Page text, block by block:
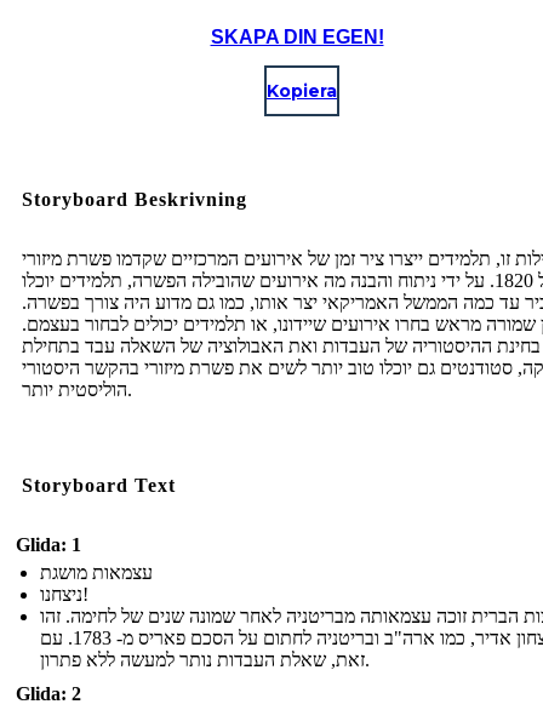
SKAPA DIN EGEN!
Kopiera
Storyboard Beskrivning
זו, תלמידים ייצרו ציר זמן של אירועים המרכזיים שקדמו פשרת מיזורי
של 1820. על ידי ניתוח והבנה מה אירועים שהובילה הפשרה, תלמידים יוכלו
עד כמה הממשל האמריקאי יצר אותו, כמו גם מדוע היה צורך בפשרה.
שמורה מראש בחרו אירועים שיידונו, או תלמידים יכולים לבחור בעצמם.
בחינת ההיסטוריה של העבדות ואת האבולוציה של השאלה עבד בתחילת
סטודנטים גם יוכלו טוב יותר לשים את פשרת מיזורי בהקשר היסטורי
הוליסטית יותר.
Storyboard Text
Glida: 1
עצמאות מושגת
ניצחנו!
הברית זוכה עצמאותה מבריטניה לאחר שמונה שנים של לחימה. זהו
ניצחון אדיר, כמו ארה"ב ובריטניה לחתום על הסכם פאריס מ- 1783. עם
זאת, שאלת העבדות נותר למעשה ללא פתרון.
Glida: 2